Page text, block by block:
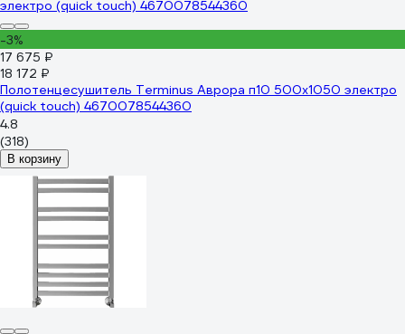
-3%
17 675 ₽
18 172 ₽
Полотенцесушитель Terminus Аврора п10 500x1050 электро
(quick touch) 4670078544360
4.8
(318)
В корзину